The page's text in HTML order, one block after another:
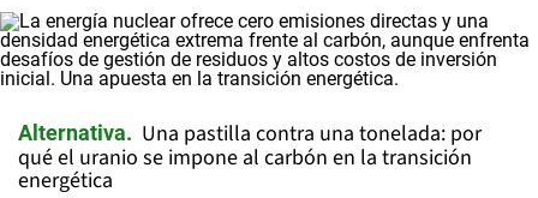
Alternativa
Una pastilla contra una tonelada: por
qué el uranio se impone al carbón en la transición
energética